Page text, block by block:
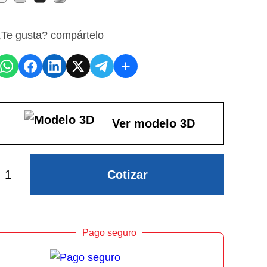
gusta? compártelo
Ver modelo 3D
Cotizar
Pago seguro